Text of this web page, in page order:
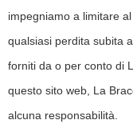
impegniamo a limitare
qualsiasi perdita subita
forniti da o per conto di
questo sito web, La
alcuna responsabilità.